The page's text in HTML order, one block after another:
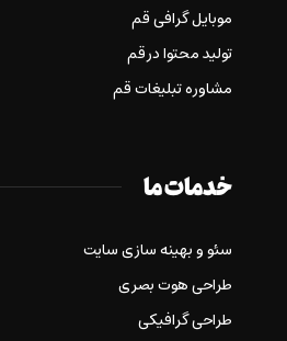
موبایل گرافی قم
تولید محتوا در قم
مشاوره تبلیغات قم
خدمات ما
سئو و بهینه سازی سایت
طراحی هوت بصری
طراحی گرافیکی